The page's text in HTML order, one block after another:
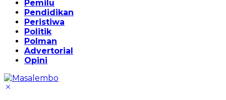
Pemilu
Pendidikan
Peristiwa
Politik
Polman
Advertorial
Opini